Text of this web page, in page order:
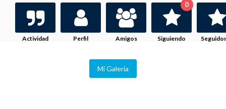
Actividad Perfil Amigos Siguiendo
0
Mi Galeria